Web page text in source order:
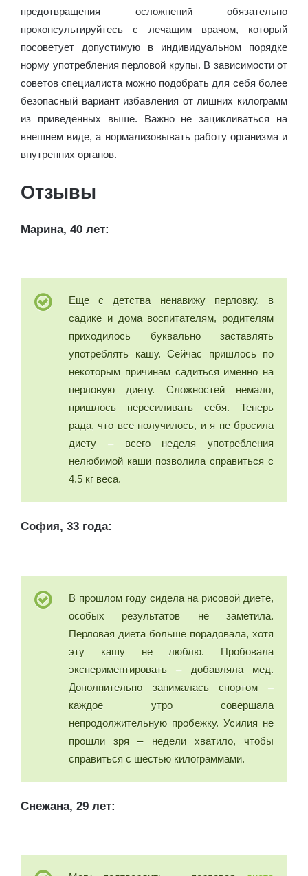
предотвращения осложнений обязательно
проконсультируйтесь с лечащим врачом, который
посоветует допустимую в индивидуальном порядке
норму употребления перловой крупы. В зависимости от
советов специалиста можно подобрать для себя более
безопасный вариант избавления от лишних килограмм
из приведенных выше. Важно не зацикливаться на
внешнем виде, а нормализовывать работу организма и
внутренних органов.
Отзывы
Марина, 40 лет:
Еще с детства ненавижу перловку, в
садике и дома воспитателям, родителям
приходилось буквально заставлять
употреблять кашу. Сейчас пришлось по
некоторым причинам садиться именно на
перловую диету. Сложностей немало,
пришлось пересиливать себя. Теперь
рада, что все получилось, и я не бросила
диету – всего неделя употребления
нелюбимой каши позволила справиться с
4.5 кг веса.
София, 33 года:
В прошлом году сидела на рисовой диете,
особых результатов не заметила.
Перловая диета больше порадовала, хотя
эту кашу не люблю. Пробовала
экспериментировать – добавляла мед.
Дополнительно занималась спортом –
каждое утро совершала
непродолжительную пробежку. Усилия не
прошли зря – недели хватило, чтобы
справиться с шестью килограммами.
Снежана, 29 лет: